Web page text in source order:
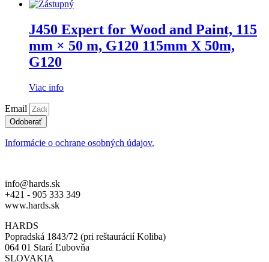
J450 Expert for Wood and Paint, 115
mm × 50 m, G120 115mm X 50m,
G120
Viac info
Email
Odoberať
Informácie o ochrane osobných údajov.
info@hards.sk
+421 - 905 333 349
www.hards.sk
HARDS
Popradská 1843/72 (pri reštaurácií Koliba)
064 01 Stará Ľubovňa
SLOVAKIA